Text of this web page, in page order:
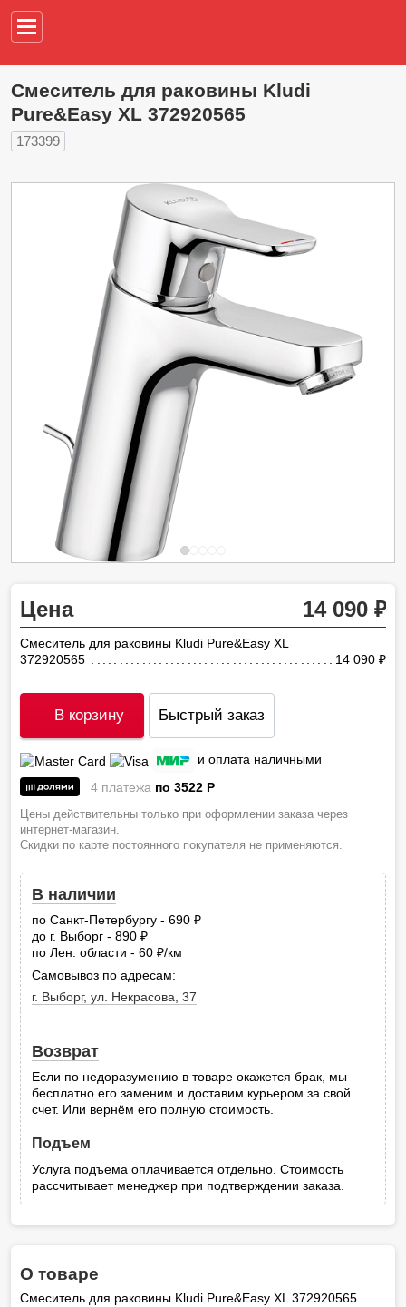
Смеситель для раковины Kludi
Pure&Easy XL 372920565
173399
Цена 14 090
Смеситель для раковины Kludi Pure&Easy XL
372920565
14 090
В корзину Быстрый заказ
и оплата наличными
4 платежа по 3522 P
Цены действительны только при оформлении заказа через
интернет-магазин.
Скидки по карте постоянного покупателя не применяются.
В наличии
по Санкт-Петербургу - 690
до г. Выборг - 890
по Лен. области - 60
руб.
/км
Самовывоз по адресам:
г. Выборг, ул. Некрасова, 37
Возврат
Если по недоразумению в товаре окажется брак, мы
бесплатно его заменим и доставим курьером за свой
счет. Или вернём его полную стоимость.
Подъем
Услуга подъема оплачивается отдельно. Стоимость
рассчитывает менеджер при подтверждении заказа.
О товаре
Смеситель для раковины Kludi Pure&Easy XL 372920565